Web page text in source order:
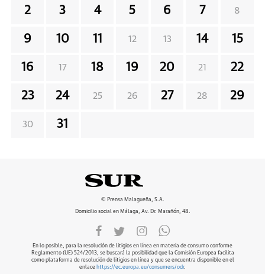
2 3 4 5 6 7 8
9 10 11 12 13 14 15
16 17 18 19 20 21 22
23 24 25 26 27 28 29
30 31
© Prensa Malagueña, S.A.
Domicilio social en Málaga, Av. Dr. Marañón, 48.
En lo posible, para la resolución de litigios en línea en materia de consumo conforme
Reglamento (UE) 524/2013, se buscará la posibilidad que la Comisión Europea facilita
como plataforma de resolución de litigios en línea y que se encuentra disponible en el
enlace https://ec.europa.eu/consumers/odr.